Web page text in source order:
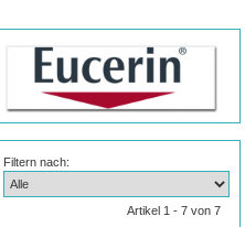
Filtern nach:
Artikel 1 - 7 von 7